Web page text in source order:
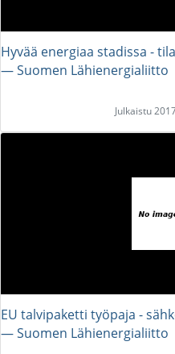
Hyvää energiaa stadissa -
― Suomen Lähienergialiitto
Julkaistu
EU talvipaketti työpaja -
― Suomen Lähienergialiitto